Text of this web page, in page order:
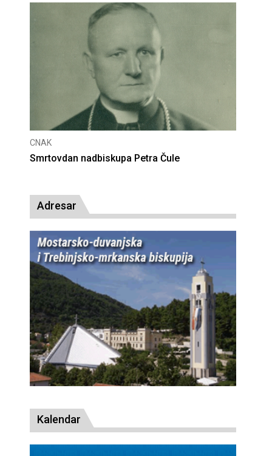
CNAK
Deseta obljetnica poništenja komunističke
Adresar
Kalendar